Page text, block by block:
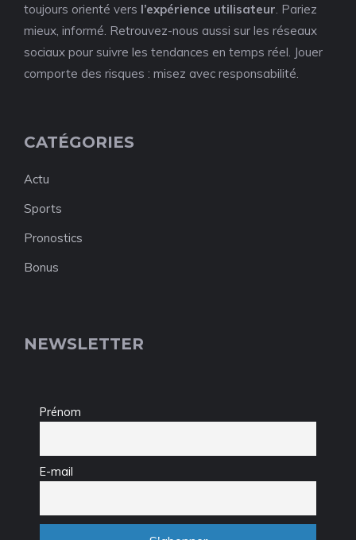
toujours orienté vers l’expérience utilisateur . Pariez
mieux, informé. Retrouvez-nous aussi sur les réseaux
sociaux pour suivre les tendances en temps réel. Jouer
comporte des risques : misez avec responsabilité.
CATÉGORIES
Actu
Sports
Pronostics
Bonus
NEWSLETTER
Prénom
E-mail